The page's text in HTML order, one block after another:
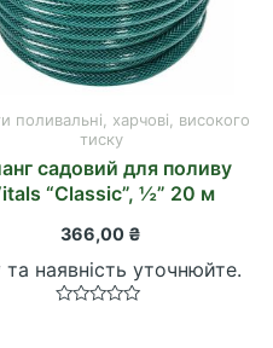
поливальні, харчові, високого
тиску
садовий для поливу
“Classic”, ½” 20 м
366,00 ₴
та наявність уточнюйте.